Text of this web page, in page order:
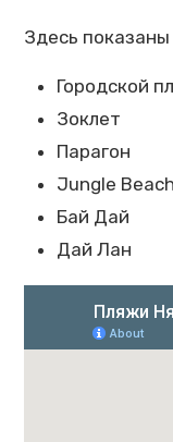
Здесь
Городской
Зоклет
Парагон
Jungle Beach
Бай Дай
Дай Лан